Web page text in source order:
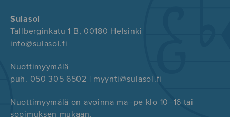
Sulasol
Tallberginkatu 1 B, 00180 Helsinki
info@sulasol.fi
Nuottimyymälä
puh. 050 305 6502 | myynti@sulasol.fi
Nuottimyymälä on avoinna ma–pe klo 10–16 tai
sopimuksen mukaan.